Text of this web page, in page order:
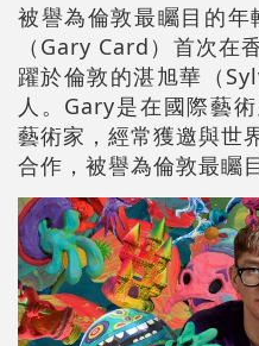
被譽為倫敦最矚目的年
（Gary Card）首次在
躍於倫敦的湛旭華（
人。Gary是在國際藝
藝術家，經常獲邀與世
合作，被譽為倫敦最矚